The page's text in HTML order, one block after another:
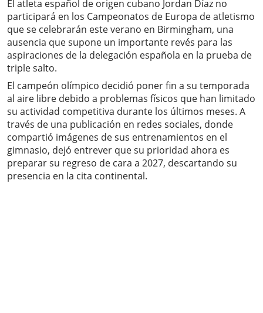
El atleta español de origen cubano Jordan Díaz no
participará en los Campeonatos de Europa de atletismo
que se celebrarán este verano en Birmingham, una
ausencia que supone un importante revés para las
aspiraciones de la delegación española en la prueba de
triple salto.
El campeón olímpico decidió poner fin a su temporada
al aire libre debido a problemas físicos que han limitado
su actividad competitiva durante los últimos meses. A
través de una publicación en redes sociales, donde
compartió imágenes de sus entrenamientos en el
gimnasio, dejó entrever que su prioridad ahora es
preparar su regreso de cara a 2027, descartando su
presencia en la cita continental.